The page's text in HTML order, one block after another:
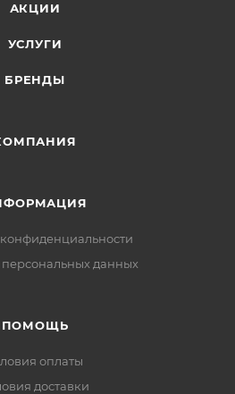
АКЦИИ
УСЛУГИ
БРЕНДЫ
данных
ПОМОЩЬ
оплаты
доставки